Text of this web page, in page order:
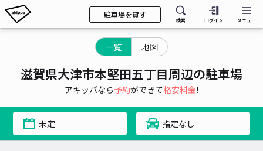
駐車場を貸す
検索 ログイン メニュー
一覧 地図
滋賀県大津市本堅田五丁目周辺の駐車場
アキッパなら予約ができて格安料金!
未定 指定なし